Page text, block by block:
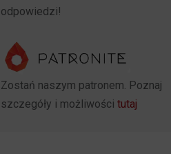
odpowiedzi!
Zostań naszym patronem. Poznaj
szczegóły i możliwości tutaj